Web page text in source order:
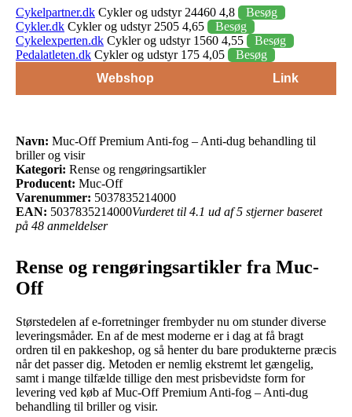
Cykelpartner.dk Cykler og udstyr 24460 4,8
Besøg
Cykler.dk Cykler og udstyr 2505 4,65
Besøg
Cykelexperten.dk Cykler og udstyr 1560 4,55
Besøg
Pedalatleten.dk Cykler og udstyr 175 4,05
Besøg
Webshop
Link
Navn: Muc-Off Premium Anti-fog – Anti-dug behandling til
briller og visir
Kategori: Rense og rengøringsartikler
Producent: Muc-Off
Varenummer: 5037835214000
EAN: 5037835214000Vurderet til 4.1 ud af 5 stjerner baseret
på 48 anmeldelser
Rense og rengøringsartikler fra Muc-
Off
Størstedelen af e-forretninger frembyder nu om stunder diverse
leveringsmåder. En af de mest moderne er i dag at få bragt
ordren til en pakkeshop, og så henter du bare produkterne præcis
når det passer dig. Metoden er nemlig ekstremt let gængelig,
samt i mange tilfælde tillige den mest prisbevidste form for
levering ved køb af Muc-Off Premium Anti-fog – Anti-dug
behandling til briller og visir.